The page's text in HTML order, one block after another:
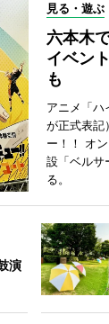
見る・遊ぶ
六本木
イベン
も
アニメ「ハ
が正式表記
ー！！ オ
設「ベルサ
る。
演